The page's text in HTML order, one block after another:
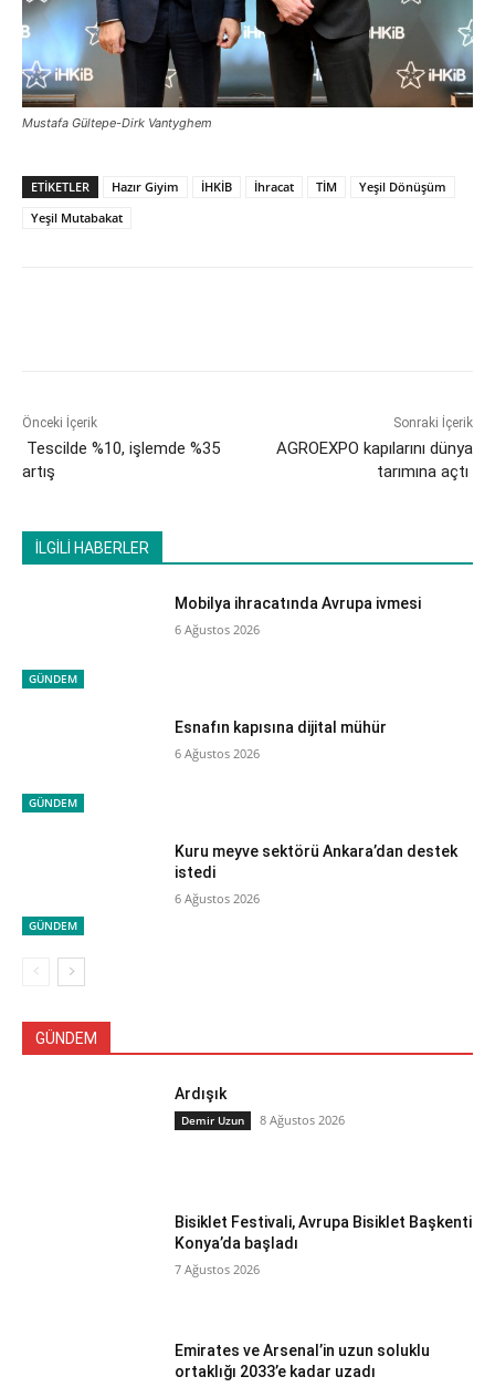
Mustafa Gültepe-Dirk Vantyghem
ETİKETLER Hazır Giyim İHKİB İhracat TİM
Yeşil Dönüşüm
Yeşil Mutabakat
Önceki İçerik
Tescilde %10, işlemde %35
artış
Sonraki İçerik
AGROEXPO kapılarını dünya
tarımına açtı
İLGİLİ HABERLER
GÜNDEM
Mobilya ihracatında Avrupa ivmesi
6 Ağustos 2026
GÜNDEM
Esnafın kapısına dijital mühür
6 Ağustos 2026
GÜNDEM
Kuru meyve sektörü Ankara’dan destek
istedi
6 Ağustos 2026
GÜNDEM
Ardışık
Demir Uzun 8 Ağustos 2026
Bisiklet Festivali, Avrupa Bisiklet Başkenti
Konya’da başladı
7 Ağustos 2026
Emirates ve Arsenal’in uzun soluklu
ortaklığı 2033’e kadar uzadı